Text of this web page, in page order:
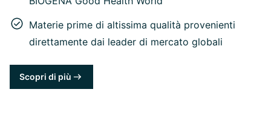
Materie prime di altissima qualità provenienti
direttamente dai leader di mercato globali
Scopri di più